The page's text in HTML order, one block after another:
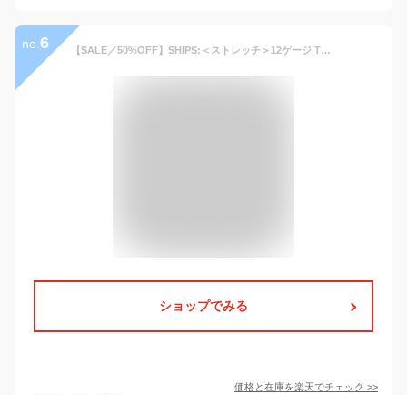
no. 6 【SALE／50%OFF】SHIPS:＜ストレッチ＞12ゲージ TECH コットン カーディガン SHIPS シップス トップス カーディガン ブラウン グレー ネイビー【RBA_E】【送料無料】[Rakuten Fashion]
ショップでみる
価格と在庫を楽天でチェック >>